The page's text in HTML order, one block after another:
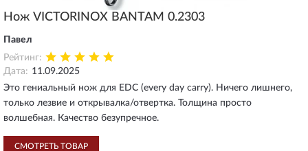
Нож VICTORINOX BANTAM 0.2303
Павел
Рейтинг:
Дата: 11.09.2025
Это гениальный нож для EDC (every day carry). Ничего лишнего,
только лезвие и открывалка/отвертка. Толщина просто
волшебная. Качество безупречное.
СМОТРЕТЬ ТОВАР